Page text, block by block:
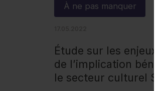
À ne pas manquer
Étude sur les enjeux
de l’implication
le secteur culturel